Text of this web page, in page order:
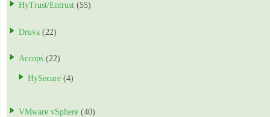
HyTrust/Entrust (55)
Druva (22)
Accops (22)
HySecure (4)
VMware vSphere (40)